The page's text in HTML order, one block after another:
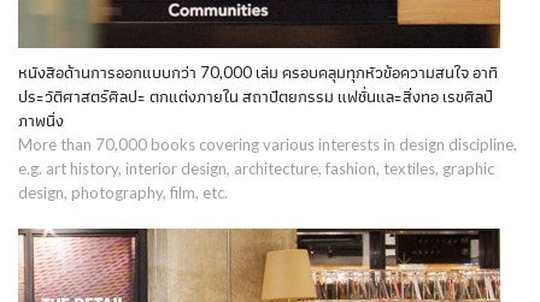
หนังสือด้านการออกแบบกว่า 70,000 เล่ม ครอบคลุมทุกหัวข้อความสนใจ อาทิ
ประวัติศาสตร์ศิลปะ ตกแต่งภายใน สถาปัตยกรรม แฟชั่นและสิ่งทอ เรขศิลป์
ภาพนิ่ง
More than 70,000 books covering various interests in design discipline,
e.g. art history, interior design, architecture, fashion, textiles, graphic
design, photography, film, etc.